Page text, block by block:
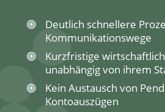
Deutlich schnellere
Kommunikationswege
Kurzfristige
unabhängig von ihrem
Kein Austausch von
Kontoauszügen